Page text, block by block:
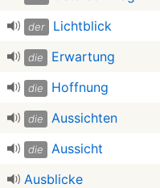
der Lichtblick
die Erwartung
die Hoffnung
die Aussichten
die Aussicht
Ausblicke